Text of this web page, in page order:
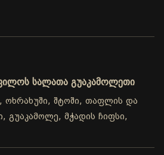
სალათა გუაკამოლეთი
ოხრახუში, შტოში, თაფლის და
გუაკამოლე, მჭადის ჩიფსი,